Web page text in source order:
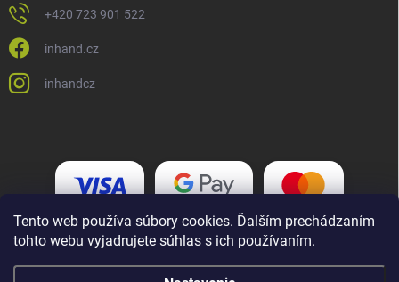
Tento web používa súbory cookies. Ďalším prechádzaním
tohto webu vyjadrujete súhlas s ich používaním.
+420 723 901 522
inhand.cz
inhandcz